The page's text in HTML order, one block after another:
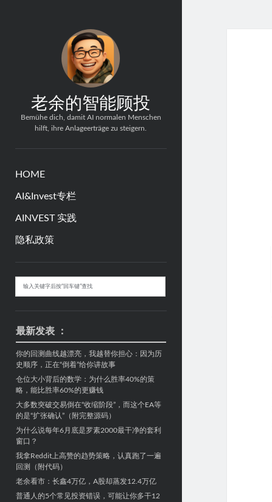
老余的智能顾投
Bemühe dich, damit AI normalen Menschen
hilft, ihre Anlageerträge zu steigern.
HOME
AI&Invest专栏
AINVEST 实践
隐私政策
Sidebar
最新发表 ：
你的回测曲线越漂亮，我越替你担心：因为历
史顺序，正在“倒着”给你讲故事
仓位大小背后的数学：为什么胜率40%的策
略，能比胜率60%的更赚钱
大多数突破交易倒在“收缩阶段”，而这个EA等
的是“扩张确认”（附完整源码）
为什么说每年6月底是罗素2000最干净的套利
窗口？
我拿Reddit上高赞的趋势策略，认真跑了一遍
回测（附代码）
老余看市：长鑫4万亿，A股却蒸发12.4万亿
普通人的5个常见投资错误，可能让你多干12